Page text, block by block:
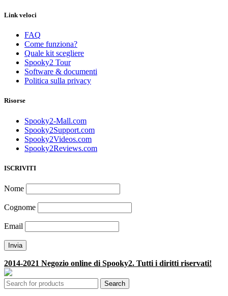
Link veloci
FAQ
Come funziona?
Quale kit scegliere
Spooky2 Tour
Software & documenti
Politica sulla privacy
Risorse
Spooky2-Mall.com
Spooky2Support.com
Spooky2Videos.com
Spooky2Reviews.com
ISCRIVITI
Nome
Cognome
Email
2014-2021 Negozio online di Spooky2. Tutti i diritti riservati!
Search